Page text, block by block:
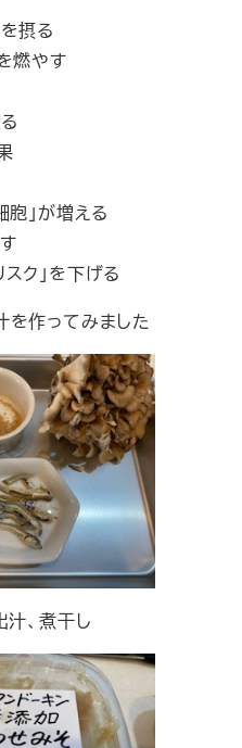
摂る
燃やす
」が増える
ク」を下げる
作ってみました
汁、煮干し